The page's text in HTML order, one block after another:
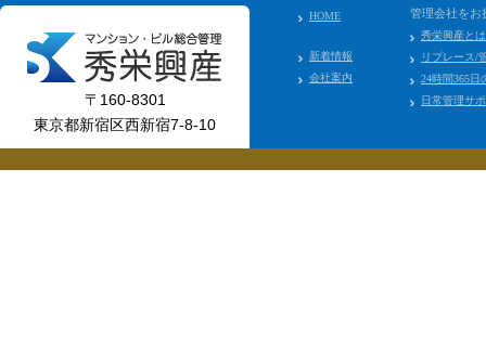
〒160-8301
東京都新宿区西新宿7-8-10
HOME
新着情報
会社案内
管理会社をお
秀栄興産とは
リプレース/
24時間365日
日常管理サ